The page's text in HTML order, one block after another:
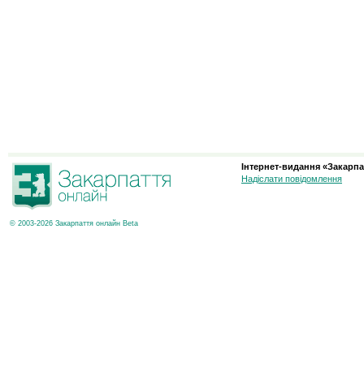
© 2003-2026 Закарпаття онлайн Beta
Інтернет-видання
Надіслати повідомлення